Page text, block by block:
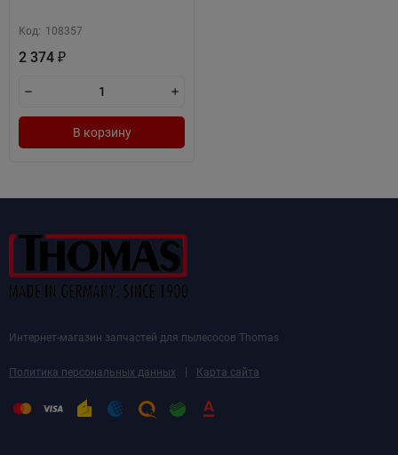
Код: 108357
2 374 ₽
В корзину
Интернет-магазин запчастей для пылесосов Thomas
Политика персональных данных | Карта сайта